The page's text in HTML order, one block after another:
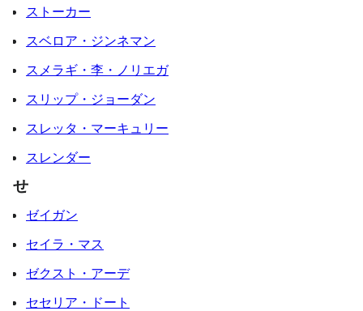
ストーカー
スベロア・ジンネマン
スメラギ・李・ノリエガ
スリップ・ジョーダン
スレッタ・マーキュリー
スレンダー
せ
ゼイガン
セイラ・マス
ゼクスト・アーデ
セセリア・ドート